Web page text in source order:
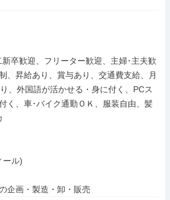
卒歓迎、フリーター歓迎、主婦･主夫歓
、昇給あり、賞与あり、交通費支給、月
、外国語が活かせる・身に付く、PCス
く、車･バイク通勤ＯＫ、服装自由、髪
ール)
企画・製造・卸・販売